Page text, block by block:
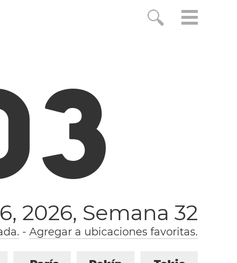
3
2026, Semana 32
- Agregar a ubicaciones favoritas.